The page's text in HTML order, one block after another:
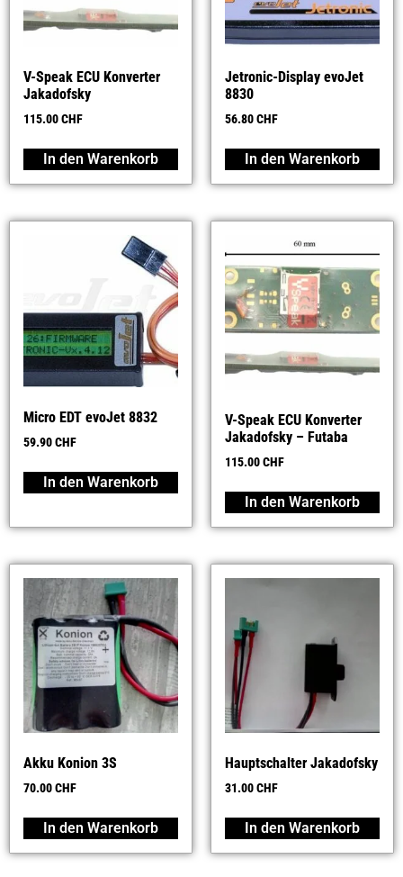
V-Speak ECU Konverter
Jakadofsky
115.00CHF
In den Warenkorb
Jetronic-Display evoJet
8830
56.80CHF
In den Warenkorb
Micro EDT evoJet 8832
59.90CHF
In den Warenkorb
V-Speak ECU Konverter
Jakadofsky – Futaba
115.00CHF
In den Warenkorb
Akku Konion 3S
70.00CHF
In den Warenkorb
Hauptschalter Jakadofsky
31.00CHF
In den Warenkorb